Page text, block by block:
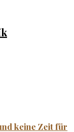
keine Zeit für